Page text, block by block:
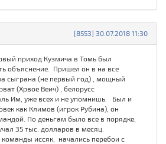
[8553] 30.07.2018 11:30
приход Кузмича в Томь был
объяснение. Пришел он в на все
сыграна (не первый год) , мощный
(Хрвое Веич) , белорусс
Им, уже всех и не упомнишь. Был и
как Климов (игрок Рубина), он
По деньгам было все в порядке,
35 тыс. долларов в месяц.
иссяк, начались перебои с